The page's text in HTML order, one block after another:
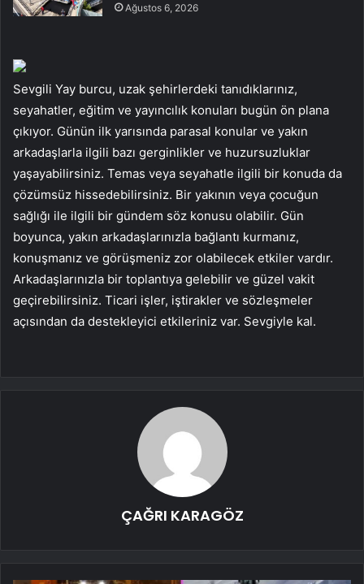
Ağustos 6, 2026
Sevgili Yay burcu, uzak şehirlerdeki tanıdıklarınız,
seyahatler, eğitim ve yayıncılık konuları bugün ön plana
çıkıyor. Günün ilk yarısında parasal konular ve yakın
arkadaşlarla ilgili bazı gerginlikler ve huzursuzluklar
yaşayabilirsiniz. Temas veya seyahatle ilgili bir konuda da
çözümsüz hissedebilirsiniz. Bir yakının veya çocuğun
sağlığı ile ilgili bir gündem söz konusu olabilir. Gün
boyunca, yakın arkadaşlarınızla bağlantı kurmanız,
konuşmanız ve görüşmeniz zor olabilecek etkiler vardır.
Arkadaşlarınızla bir toplantıya gelebilir ve güzel vakit
geçirebilirsiniz. Ticari işler, iştirakler ve sözleşmeler
açısından da destekleyici etkileriniz var. Sevgiyle kal.
ÇAĞRI KARAGÖZ